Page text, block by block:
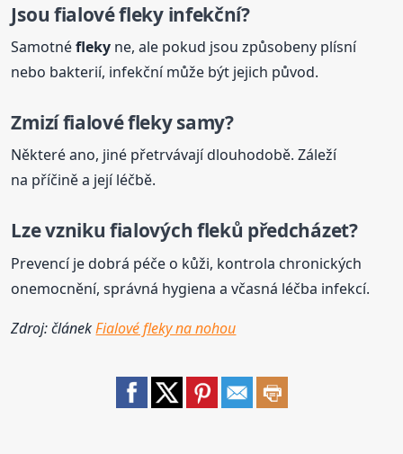
Jsou fialovéflekyinfekční?
Samotnéfleky ne, ale pokud jsou způsobeny plísní
nebo bakterií, infekční může být jejich původ.
Zmizí fialovéflekysamy?
Některé ano, jiné přetrvávají dlouhodobě. Záleží
na příčině a její léčbě.
Lze vzniku fialových fleků předcházet?
Prevencí je dobrá péče o kůži, kontrola chronických
onemocnění, správná hygiena a včasná léčba infekcí.
Zdroj: článekFialové fleky na nohou